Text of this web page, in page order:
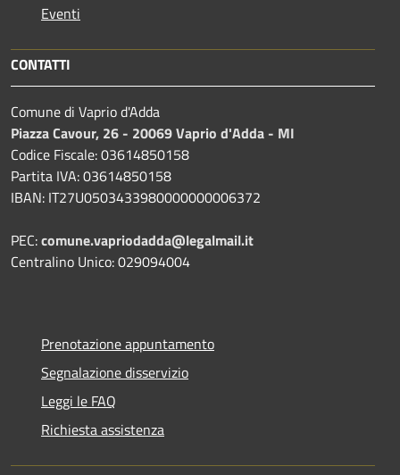
Eventi
CONTATTI
Comune di Vaprio d'Adda
Piazza Cavour, 26 - 20069 Vaprio d'Adda - MI
Codice Fiscale: 03614850158
Partita IVA: 03614850158
IBAN: IT27U0503433980000000006372
PEC:comune.vapriodadda@legalmail.it
Centralino Unico: 029094004
Prenotazione appuntamento
Segnalazione disservizio
Leggi le FAQ
Richiesta assistenza